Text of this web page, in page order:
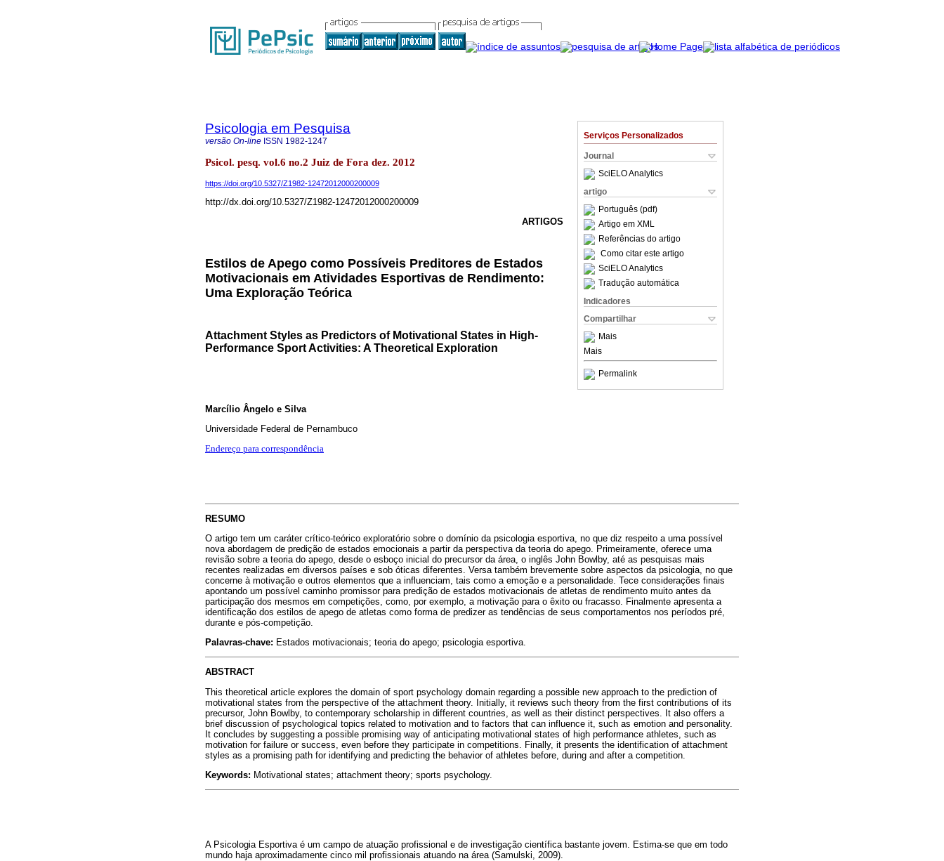
Serviços Personalizados
Journal
SciELO Analytics
artigo
Português (pdf)
Artigo em XML
Referências do artigo
Como citar este artigo
SciELO Analytics
Tradução automática
Indicadores
Compartilhar
Mais
Mais
Permalink
Psicologia em Pesquisa
versão On-line ISSN 1982-1247
Psicol. pesq. vol.6 no.2 Juiz de Fora dez. 2012
https://doi.org/10.5327/Z1982-12472012000200009
http://dx.doi.org/10.5327/Z1982-12472012000200009
ARTIGOS
Estilos de Apego como Possíveis Preditores de Estados
Motivacionais em Atividades Esportivas de Rendimento:
Uma Exploração Teórica
Attachment Styles as Predictors of Motivational States in High-
Performance Sport Activities: A Theoretical Exploration
Marcílio Ângelo e Silva
Universidade Federal de Pernambuco
Endereço para correspondência
RESUMO
O artigo tem um caráter crítico-teórico exploratório sobre o domínio da psicologia esportiva, no que diz respeito a uma possível
nova abordagem de predição de estados emocionais a partir da perspectiva da teoria do apego. Primeiramente, oferece uma
revisão sobre a teoria do apego, desde o esboço inicial do precursor da área, o inglês John Bowlby, até as pesquisas mais
recentes realizadas em diversos países e sob óticas diferentes. Versa também brevemente sobre aspectos da psicologia, no que
concerne à motivação e outros elementos que a influenciam, tais como a emoção e a personalidade. Tece considerações finais
apontando um possível caminho promissor para predição de estados motivacionais de atletas de rendimento muito antes da
participação dos mesmos em competições, como, por exemplo, a motivação para o êxito ou fracasso. Finalmente apresenta a
identificação dos estilos de apego de atletas como forma de predizer as tendências de seus comportamentos nos períodos pré,
durante e pós-competição.
Palavras-chave: Estados motivacionais; teoria do apego; psicologia esportiva.
ABSTRACT
This theoretical article explores the domain of sport psychology domain regarding a possible new approach to the prediction of
motivational states from the perspective of the attachment theory. Initially, it reviews such theory from the first contributions of its
precursor, John Bowlby, to contemporary scholarship in different countries, as well as their distinct perspectives. It also offers a
brief discussion of psychological topics related to motivation and to factors that can influence it, such as emotion and personality.
It concludes by suggesting a possible promising way of anticipating motivational states of high performance athletes, such as
motivation for failure or success, even before they participate in competitions. Finally, it presents the identification of attachment
styles as a promising path for identifying and predicting the behavior of athletes before, during and after a competition.
Keywords: Motivational states; attachment theory; sports psychology.
A Psicologia Esportiva é um campo de atuação profissional e de investigação científica bastante jovem. Estima-se que em todo
mundo haja aproximadamente cinco mil profissionais atuando na área (Samulski, 2009).